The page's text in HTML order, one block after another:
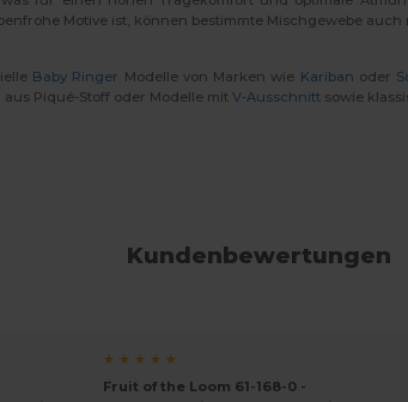
Motive ist, können bestimmte Mischgewebe auch
Baby Ringer Modelle von Marken wie Kariban oder
Piqué-Stoff oder Modelle mitV-Ausschnitt sowie
Kundenbewertungen
★ ★ ★ ★ ★
Fruit of the Loom 61-168-0 -